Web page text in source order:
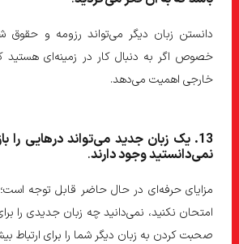
دانستن زبان دیگر می‌تواند رزومه و حقوق
خصوص اگر به دنبال کار در زمینه‌ای هستید
خارجی اهمیت می‌دهد.
13. یک زبان جدید میتواند درهایی را
نمیدانستید وجود دارند.
مزایای حرفه‌ای در حال حاضر قابل توجه است؛
امتحان نکنید، نمی‌دانید چه زبان جدیدی را
صحبت کردن به زبان دیگر شما را برای ارتباط